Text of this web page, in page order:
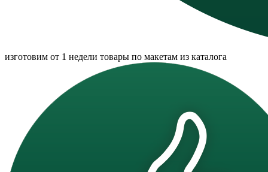
изготовим от 1 недели товары по макетам из каталога